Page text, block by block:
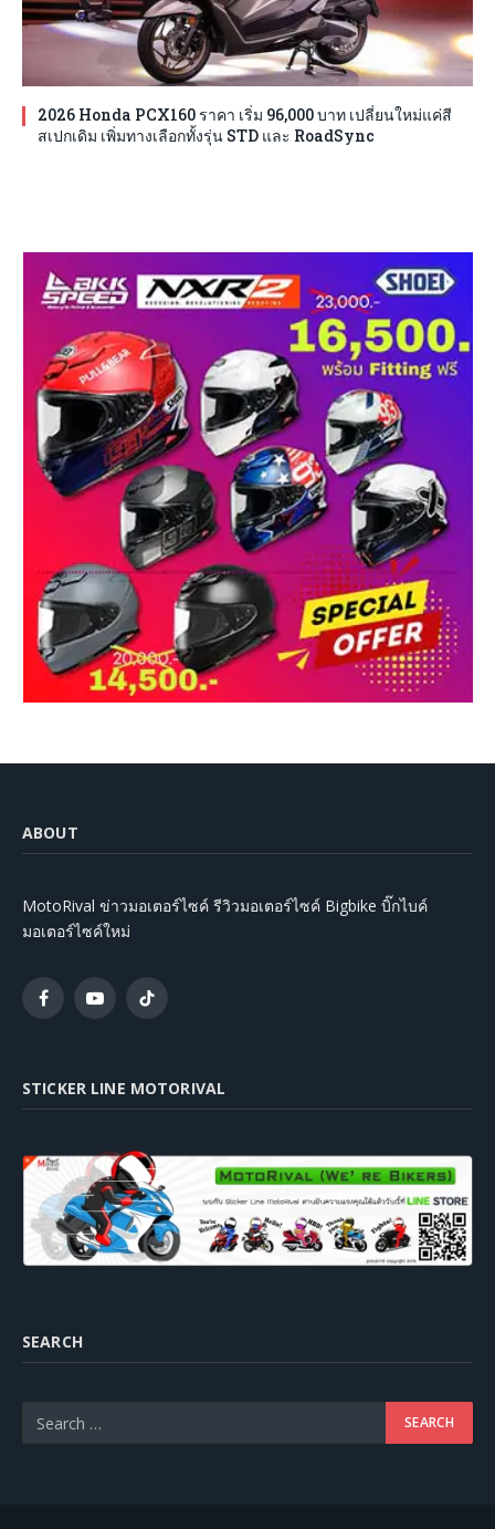
2026 Honda PCX160 ราคา เริ่ม 96,000 บาท เปลี่ยนใหม่แค่สี
สเปกเดิม เพิ่มทางเลือกทั้งรุ่น STD และ RoadSync
ABOUT
MotoRival ข่าวมอเตอร์ไซค์ รีวิวมอเตอร์ไซค์ Bigbike บิ๊กไบค์
มอเตอร์ไซค์ใหม่
FacebookYouTubeTikTok
STICKER LINE MOTORIVAL
SEARCH